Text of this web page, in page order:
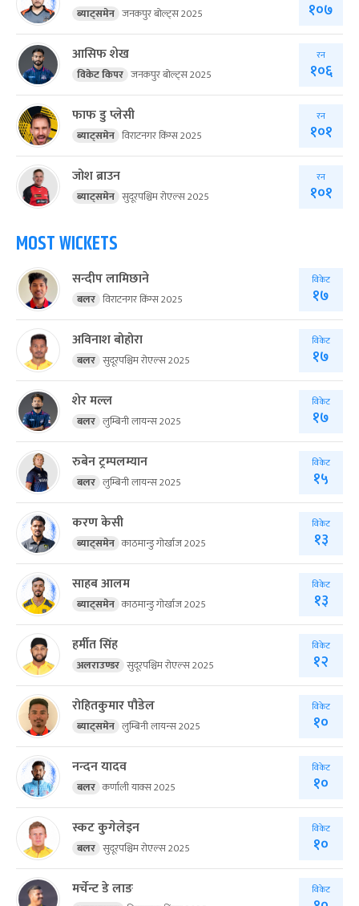
ब्याट्समेन जनकपुर बोल्ट्स 2025 १०७
आसिफ शेख
विकेट किपर जनकपुर बोल्ट्स 2025
रन
१०६
फाफ डु प्लेसी
ब्याट्समेन विराटनगर किंग्स 2025
रन
१०१
जोश ब्राउन
ब्याट्समेन सुदूरपश्चिम रोएल्स 2025
रन
१०१
MOST WICKETS
सन्दीप लामिछाने
बलर विराटनगर किंग्स 2025
विकेट
१७
अविनाश बोहोरा
बलर सुदूरपश्चिम रोएल्स 2025
विकेट
१७
शेर मल्ल
बलर लुम्बिनी लायन्स 2025
विकेट
१७
रुबेन ट्रम्पलम्यान
बलर लुम्बिनी लायन्स 2025
विकेट
१५
करण केसी
ब्याट्समेन काठमान्डु गोर्खाज 2025
विकेट
१३
साहब आलम
ब्याट्समेन काठमान्डु गोर्खाज 2025
विकेट
१३
हर्मीत सिंह
अलराउण्डर सुदूरपश्चिम रोएल्स 2025
विकेट
१२
रोहितकुमार पौडेल
ब्याट्समेन लुम्बिनी लायन्स 2025
विकेट
१०
नन्दन यादव
बलर कर्णाली याक्स 2025
विकेट
१०
स्कट कुगेलेइन
बलर सुदूरपश्चिम रोएल्स 2025
विकेट
१०
मर्चेन्ट डे लाङ विकेट